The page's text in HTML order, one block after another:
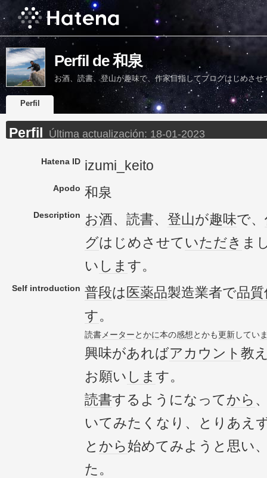
Perfil de 和泉
お酒、読書、登山が趣味で、作家目指してブログはじめさ
Perfil
Perfil Última actualización: 18-01-2023
Hatena ID izumi_keito
Apodo 和泉
Description お酒、 読書、 登山が趣味で、
グはじめさせて いただき ま
い しま す。
Self introduction 普段は 医薬品製造業者で品質
す。
読書メーターとかに本の感想とかも更新してい
興味があればアカウント 教
お願い しま す。
読書するようになってから
いてみたくなり、とりあえ
と から始めてみようと思い
た。